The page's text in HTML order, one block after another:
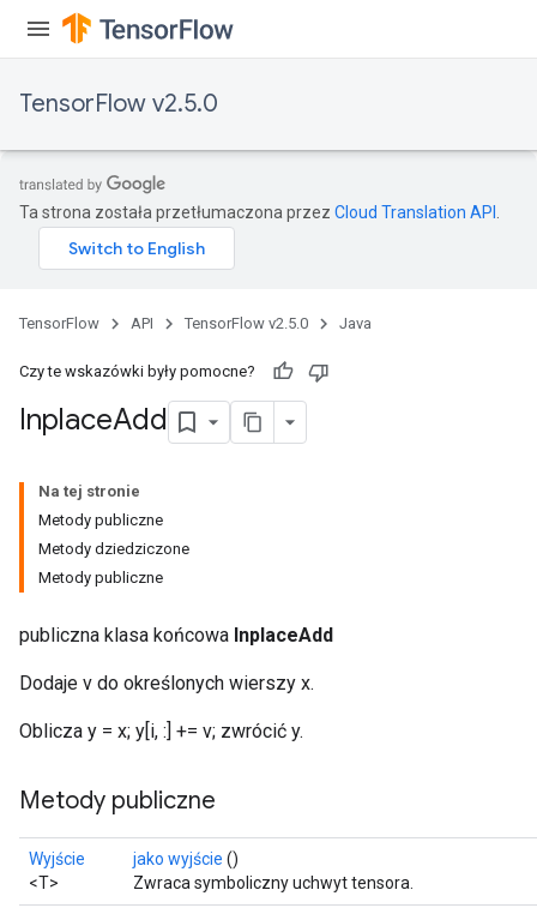
TensorFlow v2.5.0
Ta strona została przetłumaczona przez Cloud Translation API
TensorFlow API TensorFlow v2.5.0 Java
Czy te wskazówki były pomocne?
InplaceAdd
Na tej stronie
Metody publiczne
Metody dziedziczone
Metody publiczne
publiczna klasa końcowa InplaceAdd
Dodaje v do określonych wierszy x.
Oblicza y = x; y[i, :] += v; zwrócić y.
Metody publiczne
Wyjście
<T>
jako wyjście ()
Zwraca symboliczny uchwyt tensora.